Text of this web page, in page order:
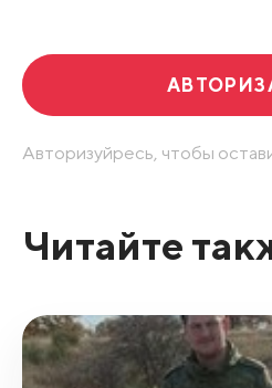
Авторизуйресь, чтобы
Читайте